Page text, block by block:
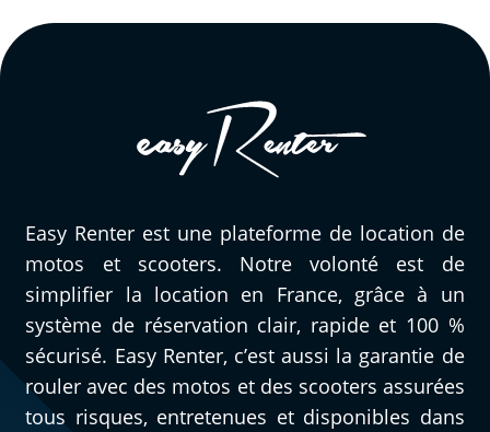
Easy Renter est une plateforme de location de
motos et scooters. Notre volonté est de
simplifier la location en France, grâce à un
système de réservation clair, rapide et 100 %
sécurisé. Easy Renter, c’est aussi la garantie de
rouler avec des motos et des scooters assurées
tous risques, entretenues et disponibles dans